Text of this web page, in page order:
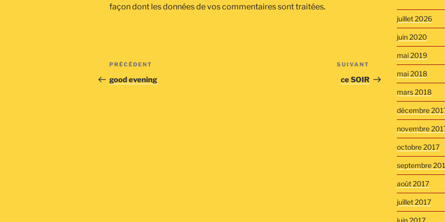
façon dont les données de vos commentaires sont traitées.
Navigation
de
Article
précédent
PRÉCÉDENT
good evening
suivant
SUIVANT
ce SOIR
juillet 2026
juin 2020
mai 2019
mai 2018
mars 2018
décembre
novembre
octobre 2017
septembre
août 2017
juillet 2017